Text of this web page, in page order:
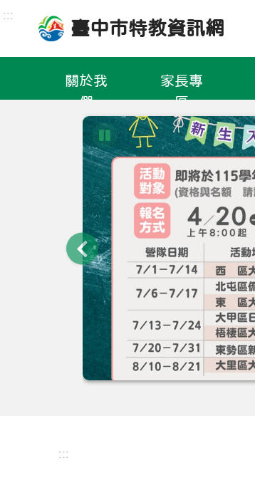
:::
臺中市特教資訊網
關於我
們
家長專
區
暫停圖片輪播
輪播向左
:::